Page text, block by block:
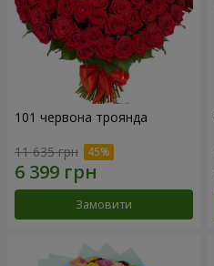
101 червона троянда
11 635 грн
Замовити